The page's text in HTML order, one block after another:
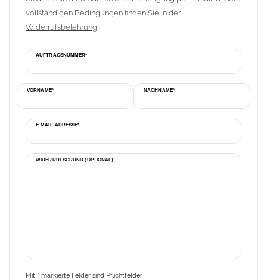
vollständigen Bedingungen finden Sie in der
Widerrufsbelehrung
AUFTRAGSNUMMER*
VORNAME* NACHNAME*
E-MAIL-ADRESSE*
WIDERRUFSGRUND (OPTIONAL)
Mit * markierte Felder sind Pflichtfelder